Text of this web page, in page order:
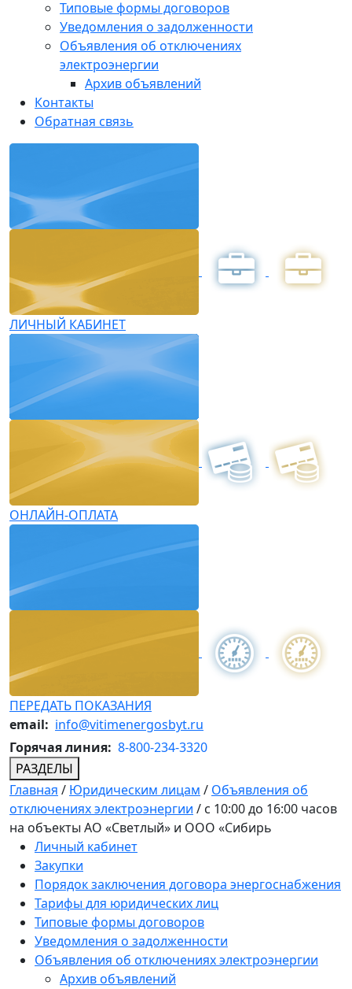
Типовые формы договоров
Уведомления о задолженности
Объявления об отключениях
электроэнергии
Архив объявлений
Контакты
Обратная связь
ЛИЧНЫЙ КАБИНЕТ
ОНЛАЙН-ОПЛАТА
ПЕРЕДАТЬ ПОКАЗАНИЯ
email: info@vitimenergosbyt.ru
Горячая линия: 8-800-234-3320
РАЗДЕЛЫ
Главная / Юридическим лицам / Объявления об
отключениях электроэнергии / c 10:00 до 16:00 часов
на объекты АО «Светлый» и ООО «Сибирь
Личный кабинет
Закупки
Порядок заключения договора энергоснабжения
Тарифы для юридических лиц
Типовые формы договоров
Уведомления о задолженности
Объявления об отключениях электроэнергии
Архив объявлений